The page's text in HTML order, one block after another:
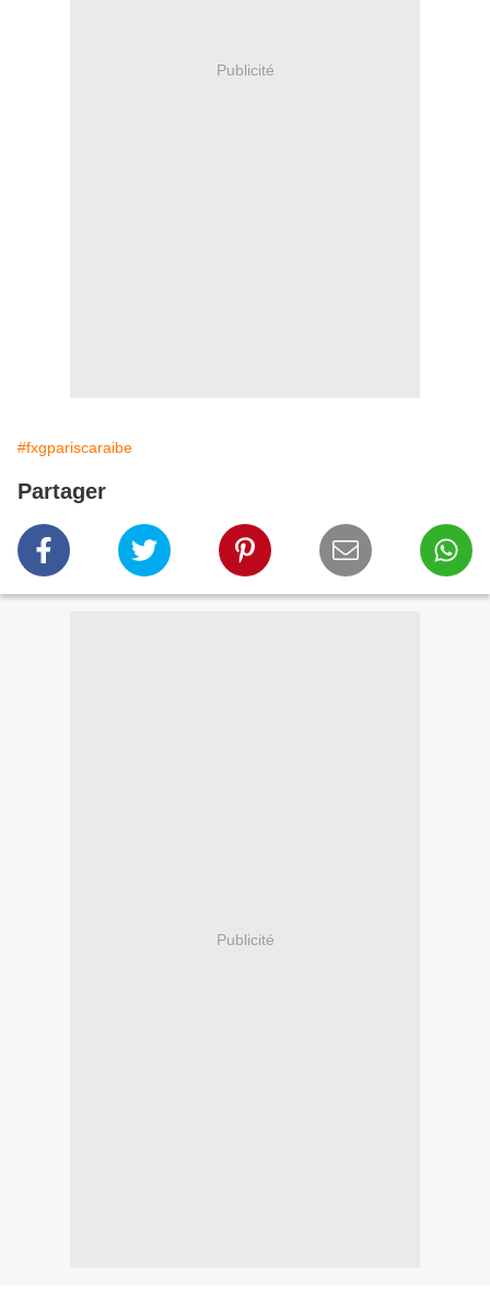
Publicité
#fxgpariscaraibe
Partager
Publicité